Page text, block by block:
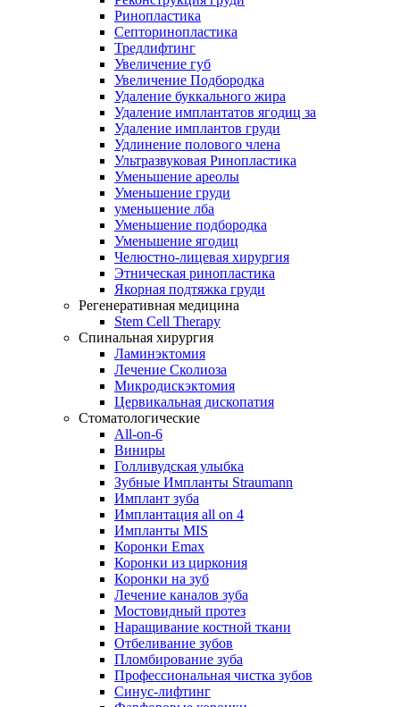
Ринопластика
Септоринопластика
Тредлифтинг
Увеличение губ
Увеличение Подбородка
Удаление буккального жира
Удаление имплантатов ягодиц за
Удаление имплантов груди
Удлинение полового члена
Ультразвуковая Ринопластика
Уменьшение ареолы
Уменьшение груди
уменьшение лба
Уменьшение подбородка
Уменьшение ягодиц
Челюстно-лицевая хирургия
Этническая ринопластика
Якорная подтяжка груди
Регенеративная медицина
Stem Cell Therapy
Спинальная хирургия
Ламинэктомия
Лечение Сколиоза
Микродискэктомия
Цервикальная дископатия
Стоматологические
All-on-6
Виниры
Голливудская улыбка
Зубные Импланты Straumann
Имплант зуба
Имплантация all on 4
Импланты MIS
Коронки Emax
Коронки из циркония
Коронки на зуб
Лечение каналов зуба
Мостовидный протез
Наращивание костной ткани
Отбеливание зубов
Пломбирование зуба
Профессиональная чистка зубов
Синус-лифтинг